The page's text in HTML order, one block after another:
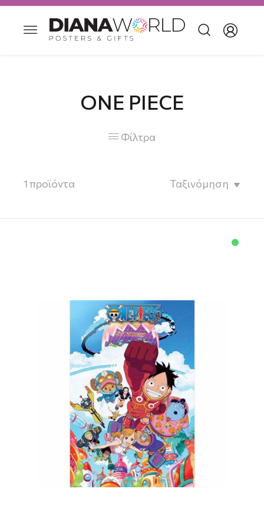
ONE PIECE
 Φίλτρα
1προϊόντα Ταξινόμηση